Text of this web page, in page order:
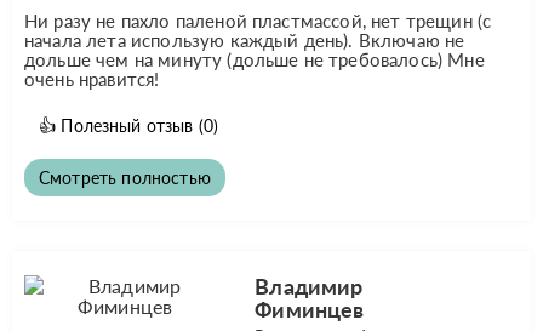
Ни разу не пахло паленой пластмассой, нет трещин (с
начала лета использую каждый день). Включаю не
дольше чем на минуту (дольше не требовалось) Мне
очень нравится!
👍 Полезный отзыв (0)
Смотреть полностью
Владимир
Фиминцев